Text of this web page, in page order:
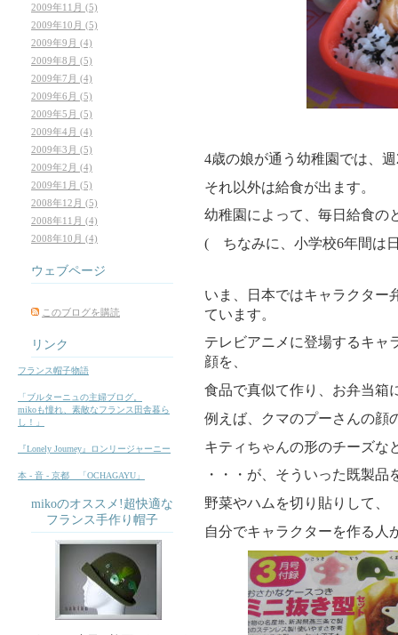
4歳の娘が通う幼稚園では、
それ以外は給食が出ます。
幼稚園によって、毎日給食の
( ちなみに、小学校6年間は
いま、日本ではキャラクター
ています。
テレビアニメに登場するキャ
顔を、
食品で真似て作り、お弁当箱
例えば、クマのプーさんの顔
キティちゃんの形のチーズな
・・・が、そういった既製品
野菜やハムを切り貼りして、
自分でキャラクターを作る人
2009年11月 (5)
2009年10月 (5)
2009年9月 (4)
2009年8月 (5)
2009年7月 (4)
2009年6月 (5)
2009年5月 (5)
2009年4月 (4)
2009年3月 (5)
2009年2月 (4)
2009年1月 (5)
2008年12月 (5)
2008年11月 (4)
2008年10月 (4)
ウェブページ
このブログを購読
リンク
フランス帽子物語
「ブルターニュの主婦ブログ。
mikoも憧れ、素敵なフランス田舎暮ら
し！」
『Lonely Journey』ロンリージャーニー
本 ‐ 音 ‐ 京都 「OCHAGAYU」
mikoのオススメ!超快適な
フランス手作り帽子